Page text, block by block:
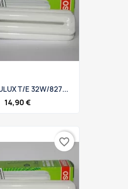
T/E 32W/827...
14,90 €
favorite_border